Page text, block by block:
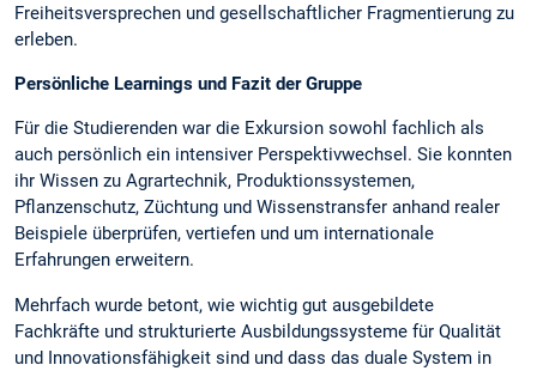
Freiheitsversprechen und gesellschaftlicher Fragmentierung zu
erleben.
Persönliche Learnings und Fazit der Gruppe
Für die Studierenden war die Exkursion sowohl fachlich als
auch persönlich ein intensiver Perspektivwechsel. Sie konnten
ihr Wissen zu Agrartechnik, Produktionssystemen,
Pflanzenschutz, Züchtung und Wissenstransfer anhand realer
Beispiele überprüfen, vertiefen und um internationale
Erfahrungen erweitern.
Mehrfach wurde betont, wie wichtig gut ausgebildete
Fachkräfte und strukturierte Ausbildungssysteme für Qualität
und Innovationsfähigkeit sind und dass das duale System in